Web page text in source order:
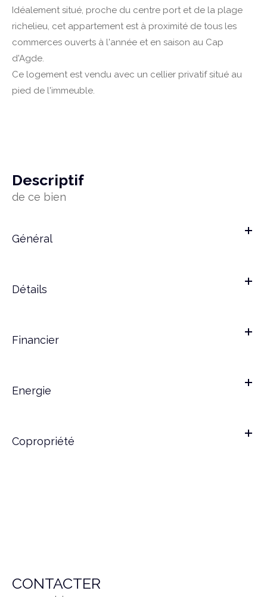
Idéalement situé, proche du centre port et de la plage
richelieu, cet appartement est à proximité de tous les
commerces ouverts à l'année et en saison au Cap
d'Agde.
Ce logement est vendu avec un cellier privatif situé au
pied de l'immeuble.
descriptif
de ce bien
Général
Détails
Financier
Energie
Copropriété
CONTACTER